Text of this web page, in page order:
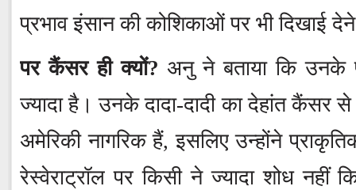
प्रभाव इंसान की कोशिकाओं पर भी दिखाई
पर कैंसर ही क्यों? अनु ने बताया कि उनके
ज्यादा है। उनके दादा-दादी का देहांत कैंसर
अमेरिकी नागरिक हैं, इसलिए उन्होंने
रेस्वेराट्रॉल पर किसी ने ज्यादा शोध